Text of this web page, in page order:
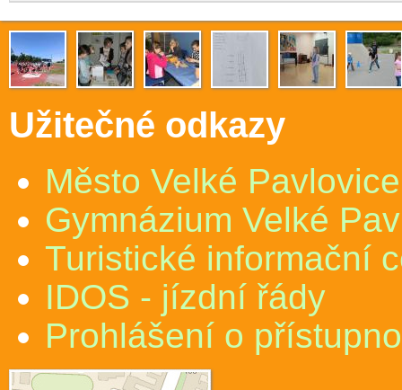
Užitečné odkazy
Město Velké Pavlovice
Gymnázium Velké
Turistické informační
IDOS - jízdní řády
Prohlášení o